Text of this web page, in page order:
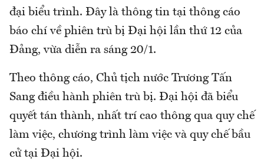
đại biểu trình. Đây là thông tin tại thông cáo
báo chí về phiên trù bị Đại hội lần thứ 12 của
Đảng, vừa diễn ra sáng 20/1.
Theo thông cáo, Chủ tịch nước Trương Tấn
Sang điều hành phiên trù bị. Đại hội đã biểu
quyết tán thành, nhất trí cao thông qua quy chế
làm việc, chương trình làm việc và quy chế bầu
cử tại Đại hội.